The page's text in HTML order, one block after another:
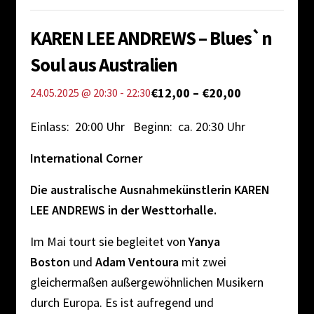
Impressum
KAREN LEE ANDREWS – Blues`n
Soul aus Australien
24.05.2025 @ 20:30 - 22:30€12,00 – €20,00
Einlass: 20:00 Uhr Beginn: ca. 20:30 Uhr
International Corner
Die australische Ausnahmekünstlerin KAREN
LEE ANDREWS in der Westtorhalle.
Im Mai tourt sie begleitet vonYanya
Boston und Adam Ventouramit zwei
gleichermaßen außergewöhnlichen Musikern
durch Europa. Es ist aufregend und